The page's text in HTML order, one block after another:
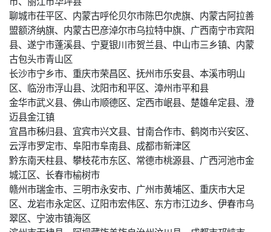
聊城市茌平区、内蒙古呼伦贝尔市陈巴尔虎旗、内蒙古阿拉善
盟额济纳旗、内蒙古巴彦淖尔市乌拉特中旗、广西南宁市宾阳
县、遂宁市蓬溪县、宁夏银川市贺兰县、中山市三乡镇、内蒙
古包头市青山区
长沙市宁乡市、重庆市荣昌区、抚州市乐安县、本溪市明山
区、临汾市浮山县、沈阳市和平区、漳州市平和县
金华市武义县、佛山市顺德区、定西市岷县、楚雄牟定县、澄
迈县金江镇
宜昌市秭归县、宜宾市兴文县、甘南合作市、鹤岗市兴安区、
云浮市罗定市、阜阳市阜南县、成都市新津区
黔东南天柱县、攀枝花市东区、常德市桃源县、广西河池市金
城江区、长春市榆树市
赣州市瑞金市、三明市永安市、广州市黄埔区、重庆市大足
区、龙岩市永定区、辽阳市宏伟区、东方市江边乡、伊春市乌
翠区、宁波市镇海区